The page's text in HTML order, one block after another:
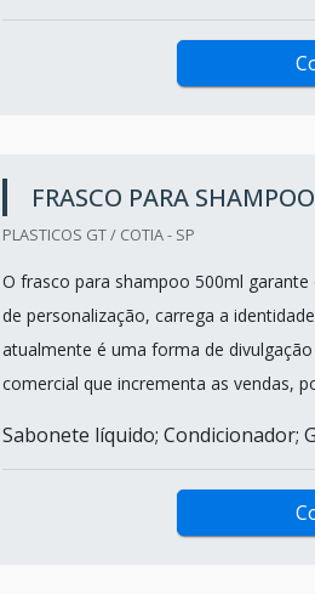
FRASCO PARA
PLASTICOS GT / COTIA - SP
O frasco para shampoo 500ml
de personalização, carrega a
atualmente é uma forma de
comercial que incrementa as vendas,
Sabonete líquido; Condicionador;